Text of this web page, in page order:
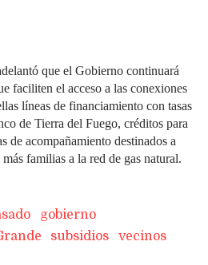
que el Gobierno continuará
faciliten el acceso a las conexiones
líneas de financiamiento con tasas
de Tierra del Fuego, créditos para
de acompañamiento destinados a
familias a la red de gas natural.
gobierno
subsidios vecinos